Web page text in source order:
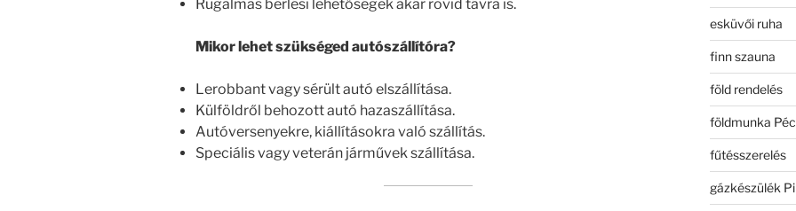
Rugalmas bérlési lehetőségek akár rövid távra is.
Mikor lehet szükséged autószállítóra?
Lerobbant vagy sérült autó elszállítása.
Külföldről behozott autó hazaszállítása.
Autóversenyekre, kiállításokra való szállítás.
Speciális vagy veterán járművek szállítása.
esküvői ruha
finn szauna
föld rendelés
földmunka
fűtésszerelés
gázkészülék